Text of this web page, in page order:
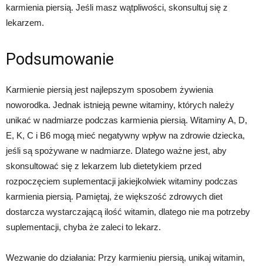
karmienia piersią. Jeśli masz wątpliwości, skonsultuj się z
lekarzem.
Podsumowanie
Karmienie piersią jest najlepszym sposobem żywienia
noworodka. Jednak istnieją pewne witaminy, których należy
unikać w nadmiarze podczas karmienia piersią. Witaminy A, D,
E, K, C i B6 mogą mieć negatywny wpływ na zdrowie dziecka,
jeśli są spożywane w nadmiarze. Dlatego ważne jest, aby
skonsultować się z lekarzem lub dietetykiem przed
rozpoczęciem suplementacji jakiejkolwiek witaminy podczas
karmienia piersią. Pamiętaj, że większość zdrowych diet
dostarcza wystarczającą ilość witamin, dlatego nie ma potrzeby
suplementacji, chyba że zaleci to lekarz.
Wezwanie do działania: Przy karmieniu piersią, unikaj witamin,